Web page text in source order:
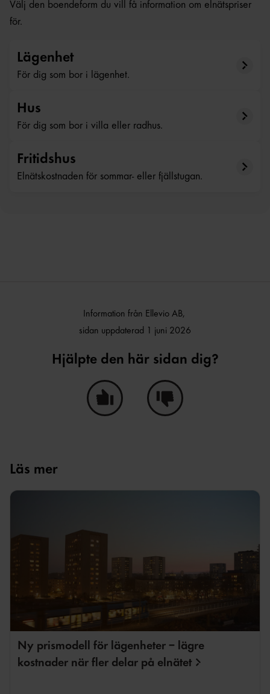
Välj den boendeform du vill få information om elnätspriser
för.
Lägenhet
För dig som bor i lägenhet.
Hus
För dig som bor i villa eller radhus.
Fritidshus
Elnätskostnaden för sommar- eller fjällstugan.
Information från Ellevio AB,
sidan uppdaterad 1 juni 2026
Hjälpte den här sidan dig?
Läs mer
Ny prismodell för lägenheter – lägre
kostnader när fler delar på elnätet